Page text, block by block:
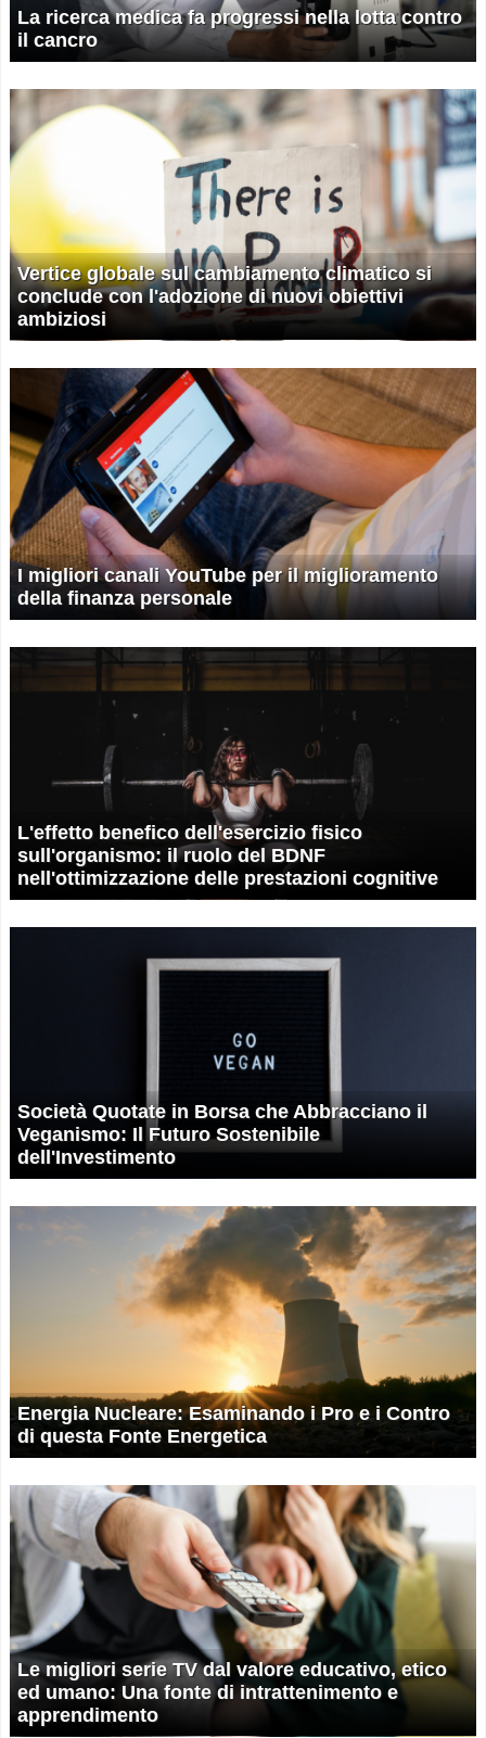
La ricerca medica fa progressi nella lotta contro
il cancro
Vertice globale sul cambiamento climatico si
conclude con l'adozione di nuovi obiettivi
ambiziosi
I migliori canali YouTube per il miglioramento
della finanza personale
L'effetto benefico dell'esercizio fisico
sull'organismo: il ruolo del BDNF
nell'ottimizzazione delle prestazioni cognitive
Società Quotate in Borsa che Abbracciano il
Veganismo: Il Futuro Sostenibile
dell'Investimento
Energia Nucleare: Esaminando i Pro e i Contro
di questa Fonte Energetica
Le migliori serie TV dal valore educativo, etico
ed umano: Una fonte di intrattenimento e
apprendimento